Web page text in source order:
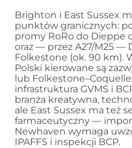
Brighton i East Sussex
punktów granicznych:
promy RoRo do Dieppe
oraz — przez A27/M25 —
Folkestone (ok. 90 km).
Polski kierowane są
lub
infrastruktura GVMS i
branża kreatywna,
ale East Sussex ma też
farmaceutyczny —
Newhaven wymaga
IPAFFS i inspekcji BCP.